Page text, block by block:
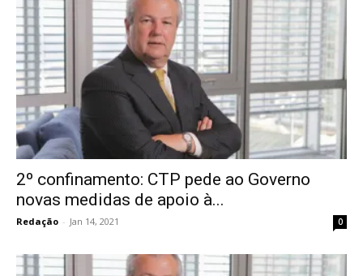
2º confinamento: CTP pede ao Governo
novas medidas de apoio à...
Redação - Jan 14, 2021 0